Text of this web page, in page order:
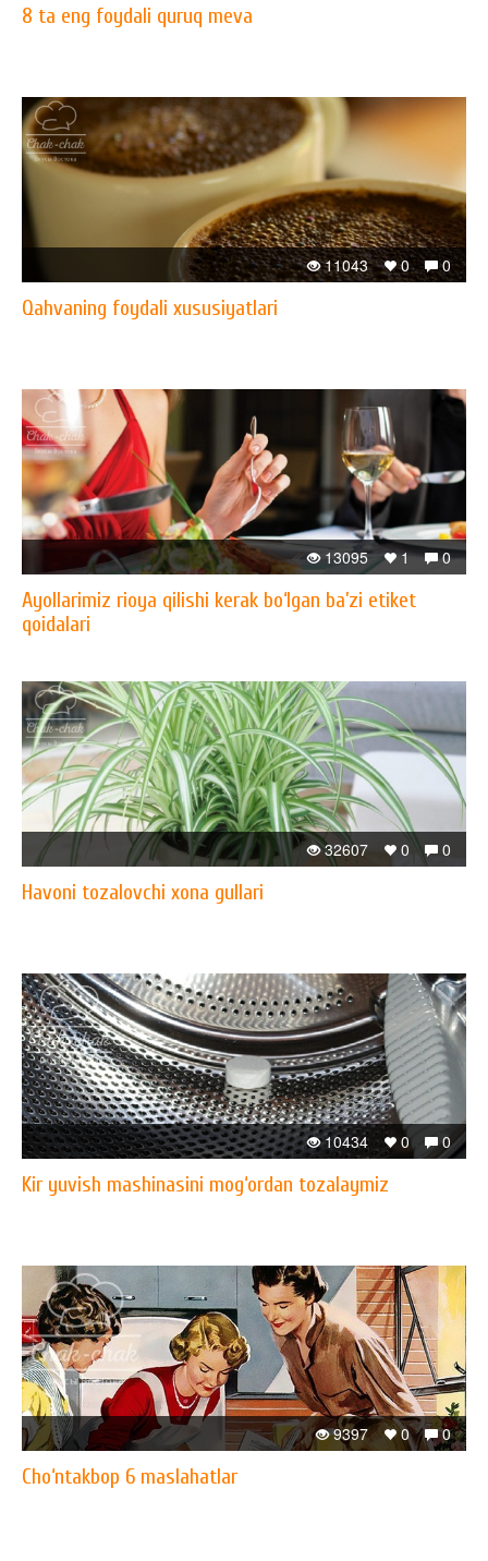
8 ta eng foydali quruq meva
0
0
11043
Qahvaning foydali xususiyatlari
0
1
13095
Ayollarimiz rioya qilishi kerak bo‘lgan ba’zi etiket
qoidalari
0
0
32607
Havoni tozalovchi xona gullari
0
0
10434
Kir yuvish mashinasini mog‘ordan tozalaymiz
0
0
9397
Cho‘ntakbop 6 maslahatlar